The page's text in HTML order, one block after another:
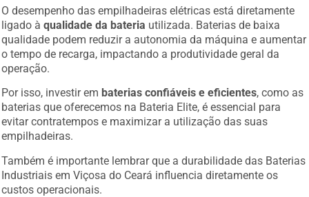
O desempenho das empilhadeiras elétricas está diretamente
ligado àqualidade da bateria utilizada. Baterias de baixa
qualidade podem reduzir a autonomia da máquina e aumentar
o tempo de recarga, impactando a produtividade geral da
operação.
Por isso, investir em baterias confiáveis e eficientes, como as
baterias que oferecemos na Bateria Elite, é essencial para
evitar contratempos e maximizar a utilização das suas
empilhadeiras.
Também é importante lembrar que a durabilidade das Baterias
Industriais em Viçosa do Ceará influencia diretamente os
custos operacionais.